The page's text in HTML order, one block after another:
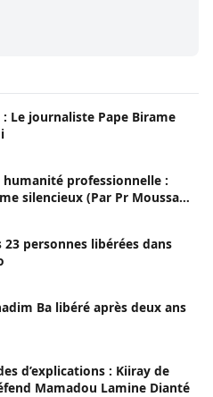
Le journaliste Pape Birame
professionnelle :
silencieux (Par Pr Moussa
personnes libérées dans
Ba libéré après deux ans
d’explications : Kiiray de
Mamadou Lamine Dianté